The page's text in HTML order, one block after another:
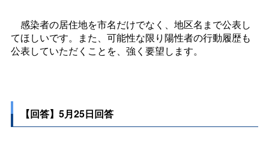
感染者の居住地を市名だけでなく、地区名まで公表し
てほしいです。また、可能性な限り陽性者の行動履歴も
公表していただくことを、強く要望します。
【回答】5月25日回答